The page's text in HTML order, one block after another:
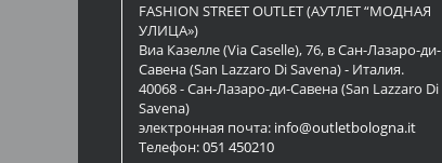
FASHION STREET OUTLET (АУТЛЕТ “МОДНАЯ
УЛИЦА»)
Виа Казелле (Via Caselle), 76, в Сан-Лазаро-ди-
Савена (San Lazzaro Di Savena) - Италия.
40068 - Сан-Лазаро-ди-Савена (San Lazzaro Di
Savena)
электронная почта: info@outletbologna.it
Телефон:051 450210